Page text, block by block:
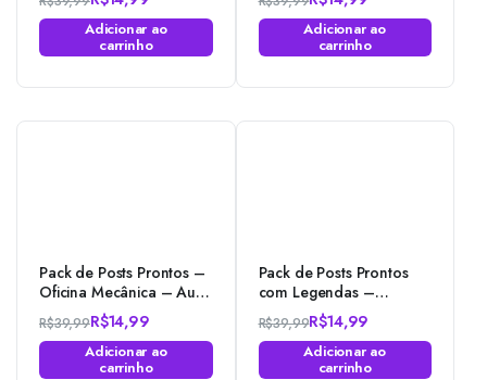
Assessoria Empresarial –
Photoshop
O
era:
O
é:
Adicionar ao
carrinho
O
era:
O
é:
Adicionar ao
carrinho
Pack de Posts Prontos –
Oficina Mecânica – Auto
Peças – Photoshop
R$39,99
O
R$14,99
O
Adicionar ao
carrinho
Pack de Posts Prontos
com Legendas –
Farmácias e
Manipulação –
Photoshop
R$39,99
O
R$14,99
O
Adicionar ao
carrinho